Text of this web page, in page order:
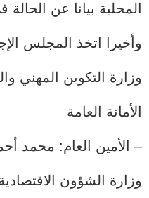
المحلية بيانا عن
وأخيرا اتخذ المجلس
وزارة التكوين المهني
الأمانة العامة
– الأمين العام: محمد
وزارة الشؤون